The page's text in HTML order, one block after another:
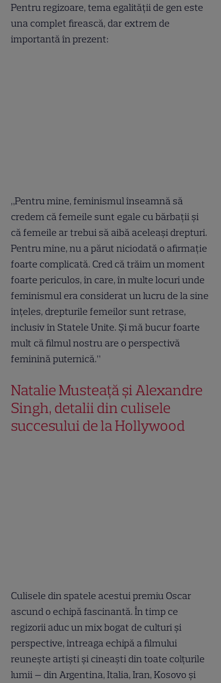
Pentru regizoare, tema egalității de gen este
una complet firească, dar extrem de
importantă în prezent:
„Pentru mine, feminismul înseamnă să
credem că femeile sunt egale cu bărbații și
că femeile ar trebui să aibă aceleași drepturi.
Pentru mine, nu a părut niciodată o afirmație
foarte complicată. Cred că trăim un moment
foarte periculos, în care, în multe locuri unde
feminismul era considerat un lucru de la sine
înțeles, drepturile femeilor sunt retrase,
inclusiv în Statele Unite. Și mă bucur foarte
mult că filmul nostru are o perspectivă
feminină puternică.”
Natalie Musteață și Alexandre
Singh, detalii din culisele
succesului de la Hollywood
Culisele din spatele acestui premiu Oscar
ascund o echipă fascinantă. În timp ce
regizorii aduc un mix bogat de culturi și
perspective, întreaga echipă a filmului
reunește artiști și cineaști din toate colțurile
lumii — din Argentina, Italia, Iran, Kosovo și